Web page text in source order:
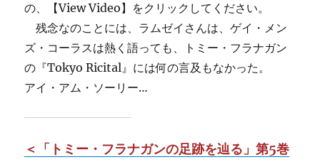
の、【View Video】をクリックしてください。
残念なのことには、ラムゼイさんは、ゲイ・メン
ズ・コーラスは熱く語っても、トミー・フラナガン
の『Tokyo Ricital』には何の言及もなかった。
アイ・アム・ソーリー…
＜「トミー・フラナガンの足跡を辿る」第5巻